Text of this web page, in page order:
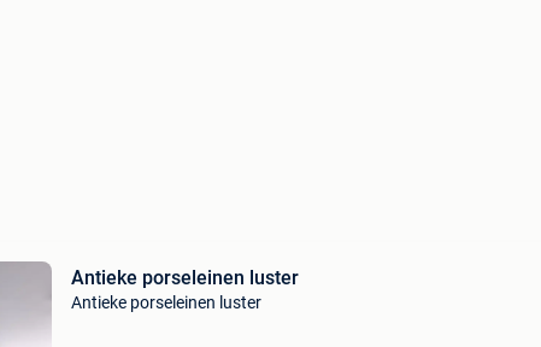
Antieke porseleinen luster
Antieke porseleinen luster